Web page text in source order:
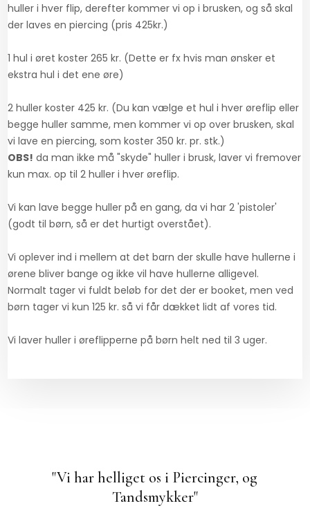
huller i hver flip, derefter kommer vi op i brusken, og så skal
der laves en piercing (pris 425kr.)​
1 hul i øret koster 265 kr. (Dette er fx hvis man ønsker et
ekstra hul i det ene øre)
2 huller koster 425 kr. (Du kan vælge et hul i hver øreflip eller
begge huller samme, men kommer vi op over brusken, skal
vi lave en piercing, som koster 350 kr. pr. stk.)
​OBS! da man ikke må "skyde" huller i brusk, laver vi fremover
kun max. op til 2 huller i hver øreflip.
Vi kan lave begge huller på en gang, da vi har 2 'pistoler'
(godt til børn, så er det hurtigt overstået).
Vi oplever ind i mellem at det barn der skulle have hullerne i
ørene bliver bange og ikke vil have hullerne alligevel.
Normalt tager vi fuldt beløb for det der er booket, men ved
børn tager vi kun 125 kr. så vi får dækket lidt af vores tid.
Vi laver huller i øreflipperne på børn helt ned til 3 uger.​
"Vi har helliget os i Piercinger, og
Tandsmykker"